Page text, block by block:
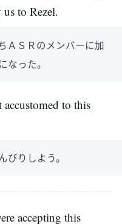
to Rezel.
ＡＳＲのメンバーに加
なった。
accustomed to this
りしよう。
accepting this